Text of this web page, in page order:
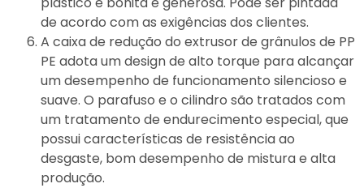
de acordo com as exigências dos clientes.
A caixa de redução do extrusor de grânulos de PP
PE adota um design de alto torque para alcançar
um desempenho de funcionamento silencioso e
suave. O parafuso e o cilindro são tratados com
um tratamento de endurecimento especial, que
possui características de resistência ao
desgaste, bom desempenho de mistura e alta
produção.